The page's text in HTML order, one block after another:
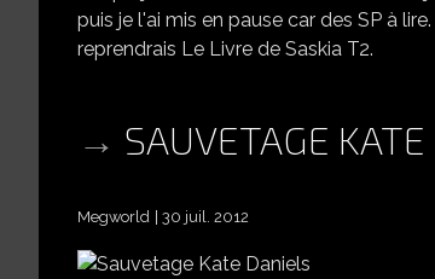
puis je l'ai mis en pause car des SP à
reprendrais Le Livre de Saskia T2.
SAUVETAGE
Megworld 30 juil. 2012